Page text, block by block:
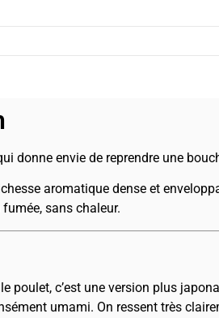
donne envie de reprendre une
aromatique dense et
sans chaleur.
poulet, c’est une version plus
umami. On ressent très